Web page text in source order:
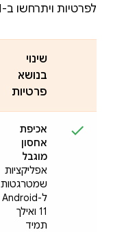
לפרטיות ויתרחשו ב-Android 11.
שינוי
בנושא
פרטיות
אכיפת
אחסון
מוגבל
אפליקציות
שמטרגטות
ל-Android
11 ואילך
תמיד